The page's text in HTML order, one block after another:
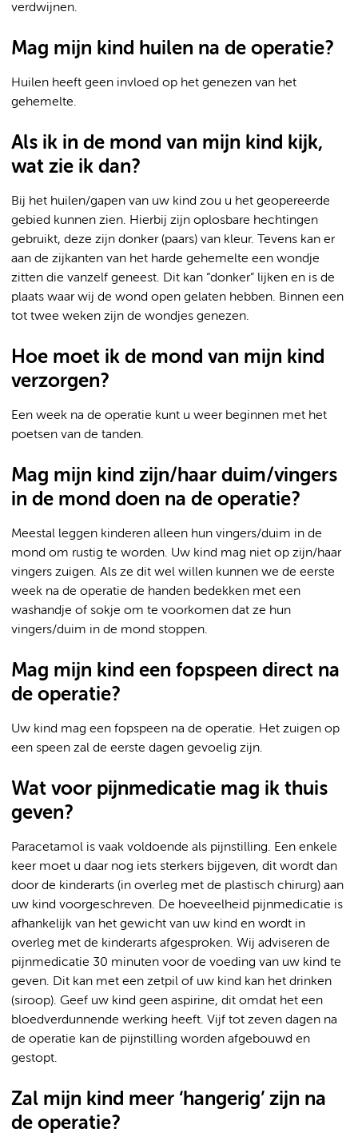
verdwijnen.
Mag mijn kind huilen na de operatie?
Huilen heeft geen invloed op het genezen van het
gehemelte.
Als ik in de mond van mijn kind kijk,
wat zie ik dan?
Bij het huilen/gapen van uw kind zou u het geopereerde
gebied kunnen zien. Hierbij zijn oplosbare hechtingen
gebruikt, deze zijn donker (paars) van kleur. Tevens kan er
aan de zijkanten van het harde gehemelte een wondje
zitten die vanzelf geneest. Dit kan “donker” lijken en is de
plaats waar wij de wond open gelaten hebben. Binnen een
tot twee weken zijn de wondjes genezen.
Hoe moet ik de mond van mijn kind
verzorgen?
Een week na de operatie kunt u weer beginnen met het
poetsen van de tanden.
Mag mijn kind zijn/haar duim/vingers
in de mond doen na de operatie?
Meestal leggen kinderen alleen hun vingers/duim in de
mond om rustig te worden. Uw kind mag niet op zijn/haar
vingers zuigen. Als ze dit wel willen kunnen we de eerste
week na de operatie de handen bedekken met een
washandje of sokje om te voorkomen dat ze hun
vingers/duim in de mond stoppen.
Mag mijn kind een fopspeen direct na
de operatie?
Uw kind mag een fopspeen na de operatie. Het zuigen op
een speen zal de eerste dagen gevoelig zijn.
Wat voor pijnmedicatie mag ik thuis
geven?
Paracetamol is vaak voldoende als pijnstilling. Een enkele
keer moet u daar nog iets sterkers bijgeven, dit wordt dan
door de kinderarts (in overleg met de plastisch chirurg) aan
uw kind voorgeschreven. De hoeveelheid pijnmedicatie is
afhankelijk van het gewicht van uw kind en wordt in
overleg met de kinderarts afgesproken. Wij adviseren de
pijnmedicatie 30 minuten voor de voeding van uw kind te
geven. Dit kan met een zetpil of uw kind kan het drinken
(siroop). Geef uw kind geen aspirine, dit omdat het een
bloedverdunnende werking heeft. Vijf tot zeven dagen na
de operatie kan de pijnstilling worden afgebouwd en
gestopt.
Zal mijn kind meer ‘hangerig’ zijn na
de operatie?